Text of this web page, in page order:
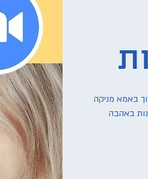
באמא מניקה
באהבה